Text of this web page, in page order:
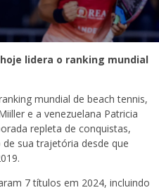
lidera o ranking mundial
mundial de beach tennis,
e a venezuelana Patricia
repleta de conquistas,
sua trajetória desde que
7 títulos em 2024, incluindo